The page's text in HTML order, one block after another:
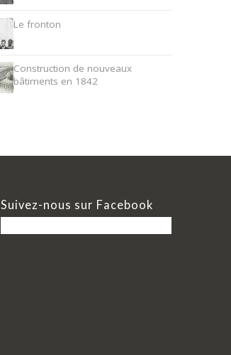
Le fronton
Construction de nouveaux
bâtiments en 1842
Suivez-nous sur Facebook